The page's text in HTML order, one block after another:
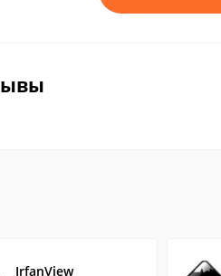
IrfanView